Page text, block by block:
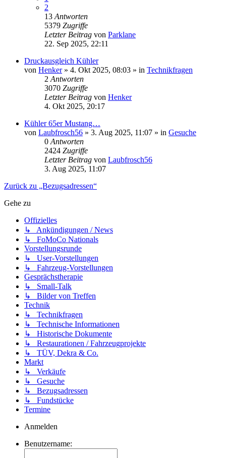
2
13 Antworten
5379 Zugriffe
Letzter Beitrag von Parklane
22. Sep 2025, 22:11
Druckausgleich Kühler
von Henker» 4. Okt 2025, 08:03 » in Technikfragen
2 Antworten
3070 Zugriffe
Letzter Beitrag von Henker
4. Okt 2025, 20:17
Kühler 65er Mustang…
von Laubfrosch56 » 3. Aug 2025, 11:07 » in Gesuche
0 Antworten
2424 Zugriffe
Letzter Beitrag von Laubfrosch56
3. Aug 2025, 11:07
Zurück zu „Bezugsadressen“
Gehe zu
Offizielles
↳ Ankündigungen / News
↳ FoMoCo Nationals
Vorstellungsrunde
↳ User-Vorstellungen
↳ Fahrzeug-Vorstellungen
Gesprächstherapie
↳ Small-Talk
↳ Bilder von Treffen
Technik
↳ Technikfragen
↳ Technische Informationen
↳ Historische Dokumente
↳ Restaurationen / Fahrzeugprojekte
↳ TÜV, Dekra & Co.
Markt
↳ Verkäufe
↳ Gesuche
↳ Bezugsadressen
↳ Fundstücke
Termine
Anmelden
Benutzername: